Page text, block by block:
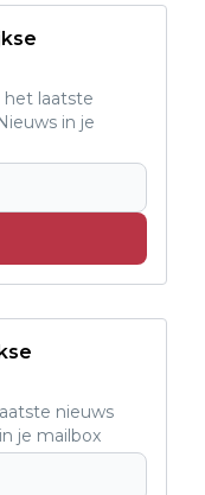
het laatste
in je
nieuws
je mailbox